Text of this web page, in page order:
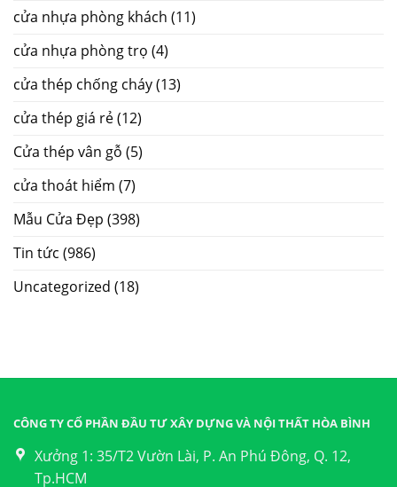
cửa nhựa phòng khách (11)
cửa nhựa phòng trọ (4)
cửa thép chống cháy(13)
cửa thép giá rẻ(12)
Cửa thép vân gỗ (5)
cửa thoát hiểm (7)
Mẫu Cửa Đẹp (398)
Tin tức (986)
Uncategorized (18)
CÔNG TY CỔ PHẦN ĐẦU TƯ XÂY DỰNG VÀ NỘI THẤT HÒA BÌNH
Xưởng 1: 35/T2 Vườn Lài, P. An Phú Đông, Q. 12,
Tp.HCM